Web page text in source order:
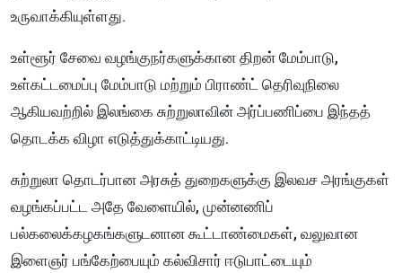
உருவாக்கியுள்ளது.
உள்ளூர் சேவை வழங்குநர்களுக்கான திறன் மேம்பாடு,
உள்கட்டமைப்பு மேம்பாடு மற்றும் பிராண்ட் தெரிவுநிலை
ஆகியவற்றில் இலங்கை சுற்றுலாவின் அர்ப்பணிப்பை இந்தத்
தொடக்க விழா எடுத்துக்காட்டியது.
சுற்றுலா தொடர்பான அரசுத் துறைகளுக்கு இலவச அரங்குகள்
வழங்கப்பட்ட அதே வேளையில், முன்னணிப்
பல்கலைக்கழகங்களுடனான கூட்டாண்மைகள், வலுவான
இளைஞர் பங்கேற்பையும் கல்விசார் ஈடுபாட்டையும்